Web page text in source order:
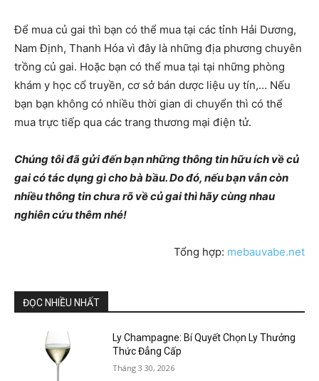
Để mua củ gai thì bạn có thể mua tại các tỉnh Hải Dương,
Nam Định, Thanh Hóa vì đây là những địa phương chuyên
trồng củ gai. Hoặc bạn có thể mua tại tại những phòng
khám y học cổ truyền, cơ sở bán dược liệu uy tín,… Nếu
bạn bạn không có nhiều thời gian di chuyển thì có thể
mua trực tiếp qua các trang thương mại điện tử.
Chúng tôi đã gửi đến bạn những thông tin hữu ích về củ
gai có tác dụng gì cho bà bầu. Do đó, nếu bạn vẫn còn
nhiều thông tin chưa rõ về củ gai thì hãy cùng nhau
nghiên cứu thêm nhé!
Tổng hợp: mebauvabe.net
ĐỌC NHIỀU NHẤT
Ly Champagne: Bí Quyết Chọn Ly Thưởng
Thức Đẳng Cấp
Tháng 3 30, 2026